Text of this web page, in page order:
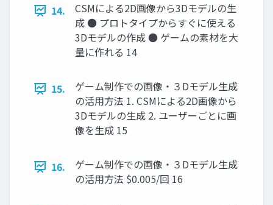
14.
CSMによる2D画像から3Dモデルの生
成 ● プロトタイプからすぐに使える
3Dモデルの作成 ● ゲームの素材を大
量に作れる 14
15.
ゲーム制作での画像・３Dモデル生成
の活用方法 1. CSMによる2D画像から
3Dモデルの生成 2. ユーザーごとに画
像を生成 15
16.
ゲーム制作での画像・３Dモデル生成
の活用方法 $0.005/回 16